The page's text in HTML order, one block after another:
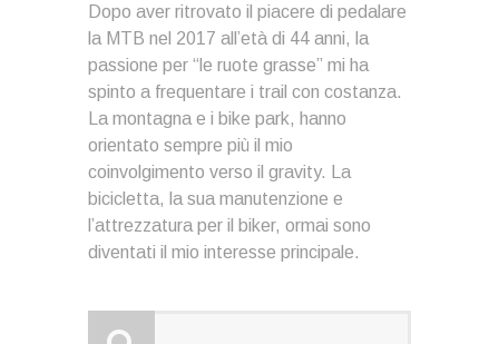
Dopo aver ritrovato il piacere di pedalare
la MTB nel 2017 all’età di 44 anni, la
passione per “le ruote grasse” mi ha
spinto a frequentare i trail con costanza.
La montagna e i bike park, hanno
orientato sempre più il mio
coinvolgimento verso il gravity. La
bicicletta, la sua manutenzione e
l’attrezzatura per il biker, ormai sono
diventati il mio interesse principale.